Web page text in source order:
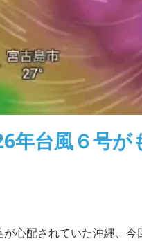
年台風６号
が心配されていた沖縄、